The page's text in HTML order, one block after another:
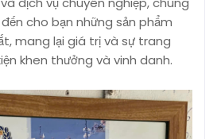
cho bạn những sản phẩm
mang lại giá trị và sự trang
khen thưởng và vinh danh.